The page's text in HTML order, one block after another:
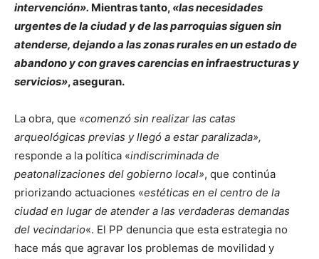
intervención». Mientras tanto, «las necesidades
urgentes de la ciudad y de las parroquias siguen sin
atenderse, dejando a las zonas rurales en un estado de
abandono y con graves carencias en infraestructuras y
servicios», aseguran.
La obra, que «comenzó sin realizar las catas
arqueológicas previas y llegó a estar paralizada»,
responde a la política «indiscriminada de
peatonalizaciones del gobierno local», que continúa
priorizando actuaciones «estéticas en el centro de la
ciudad en lugar de atender a las verdaderas demandas
del vecindario«. El PP denuncia que esta estrategia no
hace más que agravar los problemas de movilidad y